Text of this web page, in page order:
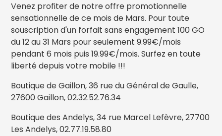
Venez profiter de notre offre promotionnelle
sensationnelle de ce mois de Mars. Pour toute
souscription d'un forfait sans engagement 100 GO
du 12 au 31 Mars pour seulement 9.99€/mois
pendant 6 mois puis 19.99€/mois. Surfez en toute
liberté depuis votre mobile !!!
Boutique de Gaillon, 36 rue du Général de Gaulle,
27600 Gaillon, 02.32.52.76.34
Boutique des Andelys, 34 rue Marcel Lefèvre, 27700
Les Andelys, 02.77.19.58.80